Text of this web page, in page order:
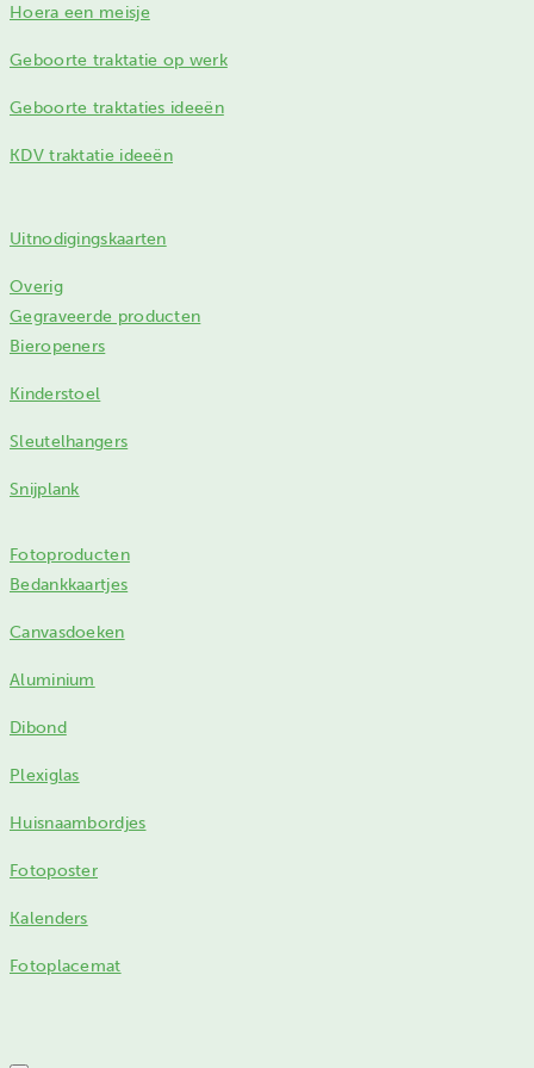
Hoera een meisje
Geboorte traktatie op werk
Geboorte traktaties ideeën
KDV traktatie ideeën
Uitnodigingskaarten
Overig
Gegraveerde producten
Bieropeners
Kinderstoel
Sleutelhangers
Snijplank
Fotoproducten
Bedankkaartjes
Canvasdoeken
Aluminium
Dibond
Plexiglas
Huisnaambordjes
Fotoposter
Kalenders
Fotoplacemat